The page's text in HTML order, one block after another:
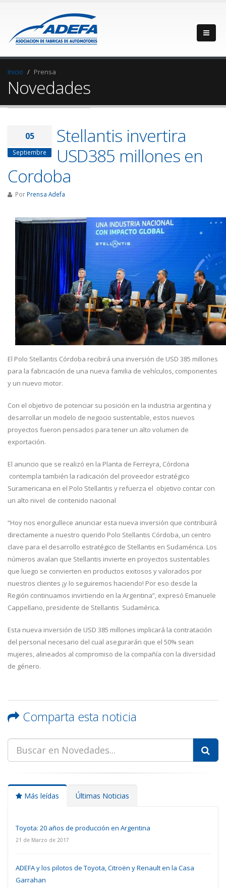
Inicio Prensa
Novedades
05
Septiembre
Stellantis invertira
USD385 millones en
Cordoba
Por Prensa Adefa
El Polo Stellantis Córdoba recibirá una inversión de USD 385 millones
para la fabricación de una nueva familia de vehículos, componentes
y un nuevo motor.
Con el objetivo de potenciar su posición en la industria argentina y
desarrollar un modelo de negocio sustentable, estos nuevos
proyectos fueron pensados para tener un alto volumen de
exportación.
El anuncio que se realizó en la Planta de Ferreyra, Córdona
contempla también la radicación del proveedor estratégico
Suramericana en el Polo Stellantis y refuerza el objetivo contar con
un alto nivel de contenido nacional
“Hoy nos enorgullece anunciar esta nueva inversión que contribuirá
directamente a nuestro querido Polo Stellantis Córdoba, un centro
clave para el desarrollo estratégico de Stellantis en Sudamérica. Los
números avalan que Stellantis invierte en proyectos sustentables
que luego se convierten en productos exitosos y valorados por
nuestros clientes ¡y lo seguiremos haciendo! Por eso desde la
Región continuamos invirtiendo en la Argentina”, expresó Emanuele
Cappellano, presidente de Stellantis Sudamérica.
Esta nueva inversión de USD 385 millones implicará la contratación
del personal necesario del cual asegurarán que el 50% sean
mujeres, alineados al compromiso de la compañía con la diversidad
de género.
Comparta esta noticia
Más leídas Últimas Noticias
Toyota: 20 años de producción en Argentina
21 de Marzo de 2017
ADEFA y los pilotos de Toyota, Citroën y Renault en la Casa
Garrahan